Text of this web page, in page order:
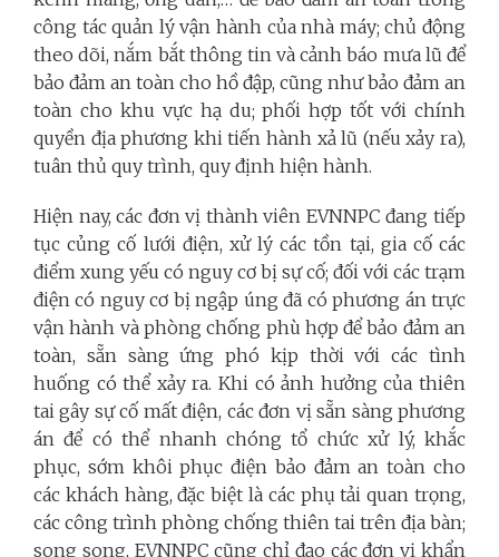
công tác quản lý vận hành của nhà máy; chủ động
theo dõi, nắm bắt thông tin và cảnh báo mưa lũ để
bảo đảm an toàn cho hồ đập, cũng như bảo đảm an
toàn cho khu vực hạ du; phối hợp tốt với chính
quyền địa phương khi tiến hành xả lũ (nếu xảy ra),
tuân thủ quy trình, quy định hiện hành.
Hiện nay, các đơn vị thành viên EVNNPC đang tiếp
tục củng cố lưới điện, xử lý các tồn tại, gia cố các
điểm xung yếu có nguy cơ bị sự cố; đối với các trạm
điện có nguy cơ bị ngập úng đã có phương án trực
vận hành và phòng chống phù hợp để bảo đảm an
toàn, sẵn sàng ứng phó kịp thời với các tình
huống có thể xảy ra. Khi có ảnh hưởng của thiên
tai gây sự cố mất điện, các đơn vị sẵn sàng phương
án để có thể nhanh chóng tổ chức xử lý, khắc
phục, sớm khôi phục điện bảo đảm an toàn cho
các khách hàng, đặc biệt là các phụ tải quan trọng,
các công trình phòng chống thiên tai trên địa bàn;
song song, EVNNPC cũng chỉ đạo các đơn vị khẩn